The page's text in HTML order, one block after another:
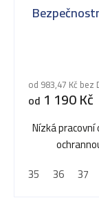
od 983,47 Kč bez
od 1 190 Kč
Nízká pracovní
35
36 37